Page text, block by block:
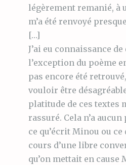
légèrement remanié, à
m’a été renvoyé
[…]
J’ai eu connaissance
l’exception du poème
pas encore été
vouloir être
platitude de ces textes
rassuré. Cela n’a
ce qu’écrit Minou ou
cours d’une libre
qu’on mettait en cause